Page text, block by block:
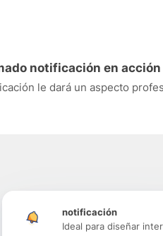
notificación en acción
le dará un aspecto
notificación
Ideal para diseñar